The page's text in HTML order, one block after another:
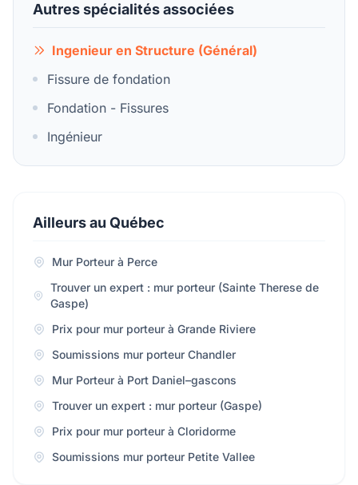
Autres spécialités associées
Ingenieur en Structure (Général)
Fissure de fondation
Fondation - Fissures
Ingénieur
Ailleurs au Québec
Mur Porteur à Perce
Trouver un expert : mur porteur (Sainte Therese de
Gaspe)
Prix pour mur porteur à Grande Riviere
Soumissions mur porteur Chandler
Mur Porteur à Port Daniel–gascons
Trouver un expert : mur porteur (Gaspe)
Prix pour mur porteur à Cloridorme
Soumissions mur porteur Petite Vallee